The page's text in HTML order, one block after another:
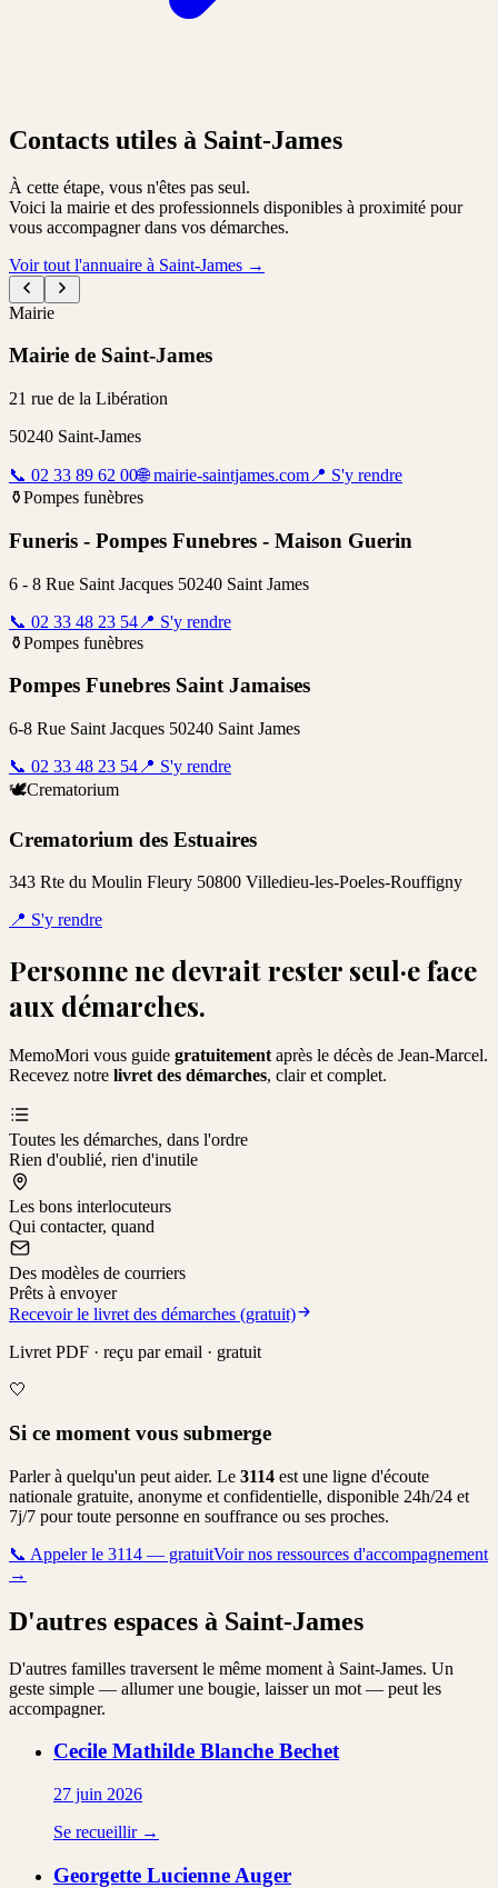
Contacts utiles à Saint-James
À cette étape, vous n'êtes pas seul.
Voici la mairie et des professionnels disponibles à proximité pour
vous accompagner dans vos démarches.
Voir tout l'annuaire à Saint-James →
Mairie
Mairie de Saint-James
21 rue de la Libération
50240 Saint-James
📞 02 33 89 62 00🌐 mairie-saintjames.com 📍 S'y rendre
⚱️Pompes funèbres
Funeris - Pompes Funebres - Maison Guerin
6 - 8 Rue Saint Jacques 50240 Saint James
📞 02 33 48 23 54 📍 S'y rendre
⚱️Pompes funèbres
Pompes Funebres Saint Jamaises
6-8 Rue Saint Jacques 50240 Saint James
📞 02 33 48 23 54 📍 S'y rendre
🕊️Crematorium
Crematorium des Estuaires
343 Rte du Moulin Fleury 50800 Villedieu-les-Poeles-Rouffigny
📍 S'y rendre
Personne ne devrait rester seul·e face
aux démarches.
MemoMori vous guide gratuitement après le décès de Jean-Marcel.
Recevez notre livret des démarches, clair et complet.
Toutes les démarches, dans l'ordre
Rien d'oublié, rien d'inutile
Les bons interlocuteurs
Qui contacter, quand
Des modèles de courriers
Prêts à envoyer
Recevoir le livret des démarches (gratuit)
Livret PDF · reçu par email · gratuit
🤍
Si ce moment vous submerge
Parler à quelqu'un peut aider. Le 3114 est une ligne d'écoute
nationale gratuite, anonyme et confidentielle, disponible 24h/24 et
7j/7 pour toute personne en souffrance ou ses proches.
📞 Appeler le 3114 — gratuitVoir nos ressources d'accompagnement
→
D'autres espaces à Saint-James
D'autres familles traversent le même moment à Saint-James. Un
geste simple — allumer une bougie, laisser un mot — peut les
accompagner.
Cecile Mathilde Blanche Bechet
27 juin 2026
Se recueillir →
Georgette Lucienne Auger